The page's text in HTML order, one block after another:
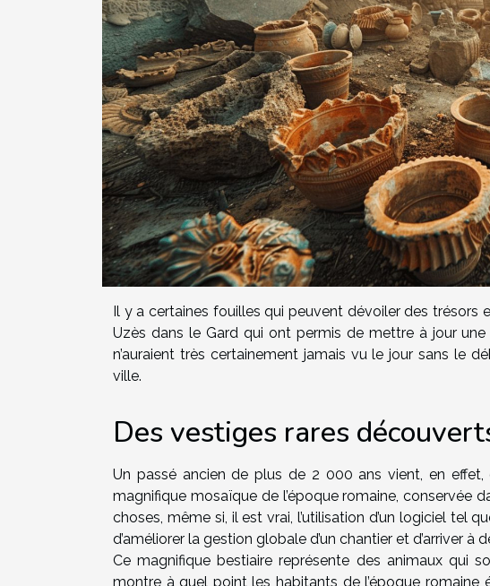
Il y a certaines fouilles qui peuvent dévoiler des trésors
Uzès dans le Gard qui ont permis de mettre à jour
n’auraient très certainement jamais vu le jour sans le
ville.
Des vestiges rares
Un passé ancien de plus de 2 000 ans vient, en effet,
magnifique mosaïque de l’époque romaine, conservée
choses, même si, il est vrai, l’utilisation d’un logiciel tel
d’améliorer la gestion globale d’un chantier et d’arriver à
Ce magnifique bestiaire représente des animaux qui
montre à quel point les habitants de l’époque romaine